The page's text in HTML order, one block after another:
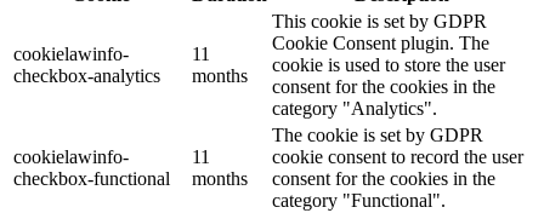
cookielawinfo-
checkbox-analytics
11
months
This cookie is set by GDPR
Cookie Consent plugin. The
cookie is used to store the user
consent for the cookies in the
category "Analytics".
cookielawinfo-
checkbox-functional
11
months
The cookie is set by GDPR
cookie consent to record the user
consent for the cookies in the
category "Functional".